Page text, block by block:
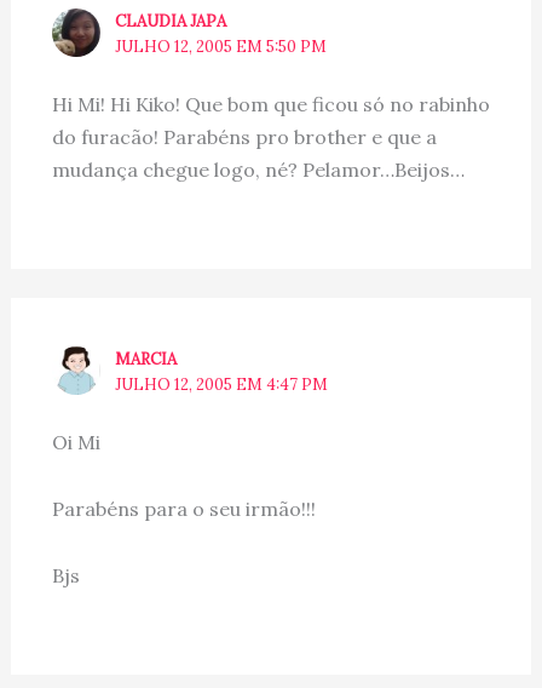
CLAUDIA JAPA
JULHO 12, 2005 EM 5:50 PM
Hi Mi! Hi Kiko! Que bom que ficou só no rabinho
do furacão! Parabéns pro brother e que a
mudança chegue logo, né? Pelamor…Beijos…
MARCIA
JULHO 12, 2005 EM 4:47 PM
Oi Mi
Parabéns para o seu irmão!!!
Bjs